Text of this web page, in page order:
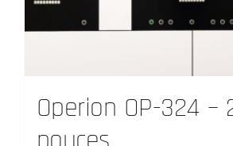
Operion OP-324 –